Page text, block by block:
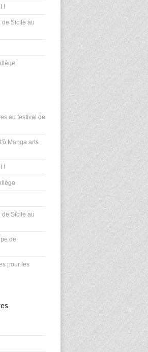
!
de Sicile au
au festival de
Manga arts
!
de Sicile au
de
pour les